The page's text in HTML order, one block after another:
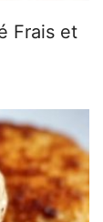
Frais et